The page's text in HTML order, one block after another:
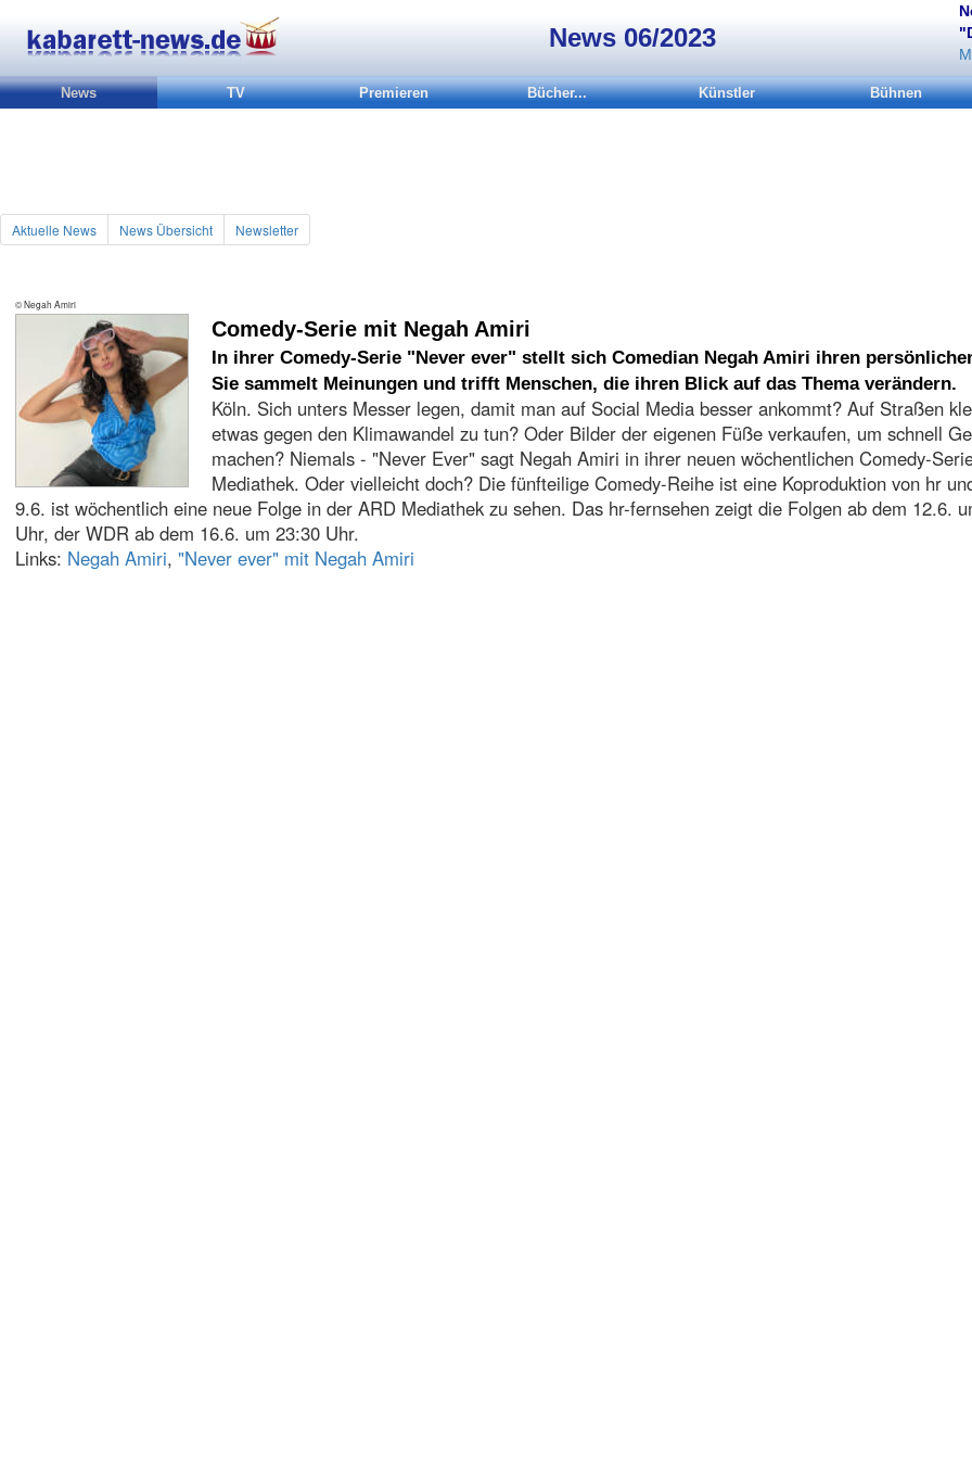
News 06/2023
News TV Premieren Bücher... Künstler Bühnen
Aktuelle News News Übersicht Newsletter
© Negah Amiri
Comedy-Serie mit Negah Amiri
In ihrer Comedy-Serie "Never ever" stellt sich Comedian Negah Amiri ihren
Sie sammelt Meinungen und trifft Menschen, die ihren Blick auf das Thema verändern.
Köln. Sich unters Messer legen, damit man auf Social Media besser ankommt? Auf Straßen
etwas gegen den Klimawandel zu tun? Oder Bilder der eigenen Füße verkaufen, um schnell
machen? Niemals - "Never Ever" sagt Negah Amiri in ihrer neuen wöchentlichen Comedy-
Mediathek. Oder vielleicht doch? Die fünfteilige Comedy-Reihe ist eine Koproduktion von hr
9.6. ist wöchentlich eine neue Folge in der ARD Mediathek zu sehen. Das hr-fernsehen zeigt die Folgen ab dem 12.6.
Uhr, der WDR ab dem 16.6. um 23:30 Uhr.
Links: Negah Amiri, "Never ever" mit Negah Amiri